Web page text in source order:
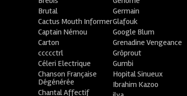
Brutal
Cactus Mouth Informer
Captain Némou
Carton
ccccctrl
Céleri Electrique
Chanson Française
Dégénérée
Chantal Affectif
Germain
Glafouk
Google Blum
Grenadine Vengeance
Grôprout
Gumbi
Hopital Sinueux
Ibrahim Kazoo